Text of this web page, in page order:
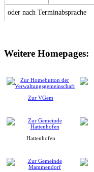
oder nach Terminabsprache
Weitere Homepages:
Zur VGem
Hattenhofen